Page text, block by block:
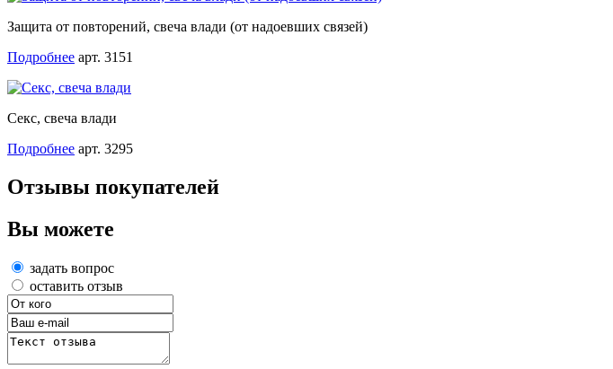
Защита от повторений, свеча влади (от надоевших связей)
Подробнее арт. 3151
Секс, свеча влади
Подробнее арт. 3295
Отзывы покупателей
Вы можете
задать вопрос
оставить отзыв